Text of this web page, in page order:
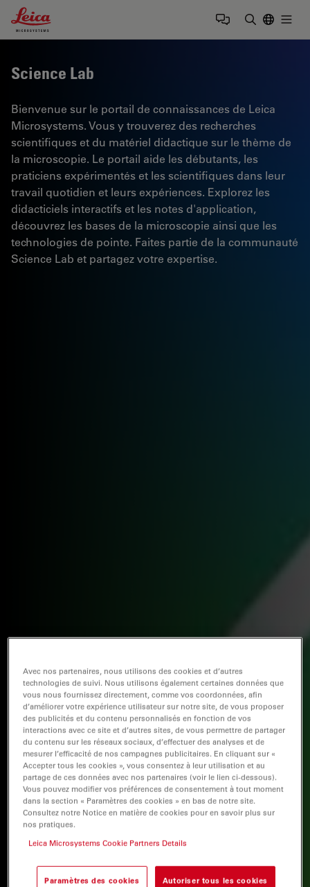
Leica Microsystems Logo
Science Lab
Bienvenue sur le portail de connaissances de Leica
Microsystems. Vous y trouverez des recherches
scientifiques et du matériel didactique sur le thème de
la microscopie. Le portail aide les débutants, les
praticiens expérimentés et les scientifiques dans leur
travail quotidien et leurs expériences. Explorez les
didacticiels interactifs et les notes d'application,
découvrez les bases de la microscopie ainsi que les
technologies de pointe. Faites partie de la communauté
Science Lab et partagez votre expertise.
Avec nos partenaires, nous utilisons des cookies et d’autres
technologies de suivi. Nous utilisons également certaines données que
vous nous fournissez directement, comme vos coordonnées, afin
d’améliorer votre expérience utilisateur sur notre site, de vous proposer
des publicités et du contenu personnalisés en fonction de vos
interactions avec ce site et d’autres sites, de vous permettre de partager
du contenu sur les réseaux sociaux, d’effectuer des analyses et de
mesurer l’efficacité de nos campagnes publicitaires. En cliquant sur «
Accepter tous les cookies », vous consentez à leur utilisation et au
partage de ces données avec nos partenaires (voir le lien ci-dessous).
Vous pouvez modifier vos préférences de consentement à tout moment
dans la section « Paramètres des cookies » en bas de notre site.
Consultez notre Notice en matière de cookies pour en savoir plus sur
nos pratiques.
Leica Microsystems Cookie Partners Details
Paramètres des cookies Autoriser tous les cookies